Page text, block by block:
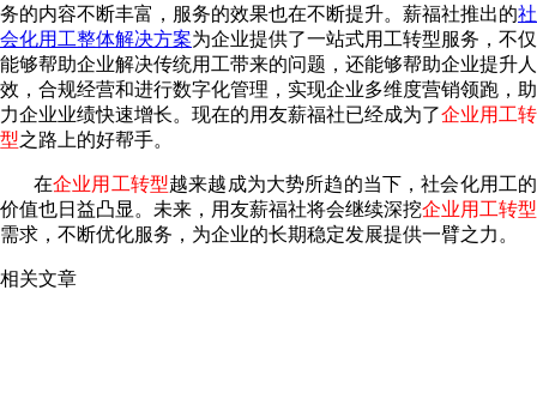
务的内容不断丰富，服务的效果也在不断提升。薪福社推出的社
会化用工整体解决方案为企业提供了一站式用工转型服务，不仅
能够帮助企业解决传统用工带来的问题，还能够帮助企业提升人
效，合规经营和进行数字化管理，实现企业多维度营销领跑，助
力企业业绩快速增长。现在的用友薪福社已经成为了企业用工转
型之路上的好帮手。
在企业用工转型越来越成为大势所趋的当下，社会化用工的
价值也日益凸显。未来，用友薪福社将会继续深挖企业用工转型
需求，不断优化服务，为企业的长期稳定发展提供一臂之力。
相关文章